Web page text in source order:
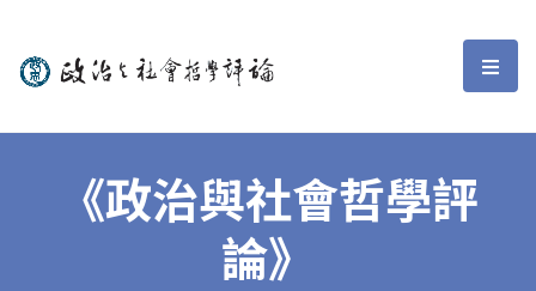
政治與社會哲學評論 選
《政治與社會哲學評
論》